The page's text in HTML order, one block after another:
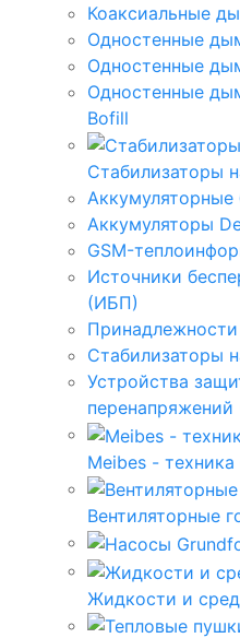
Коаксиальные
Одностенные
Одностенные
Одностенные
Bofill
Стабилизаторы
Аккумуляторные
Аккумуляторы
GSM-
Источники
(ИБП)
Принадлежности
Стабилизаторы
Устройства
Meibes -
Вентиляторные
Жидкости и